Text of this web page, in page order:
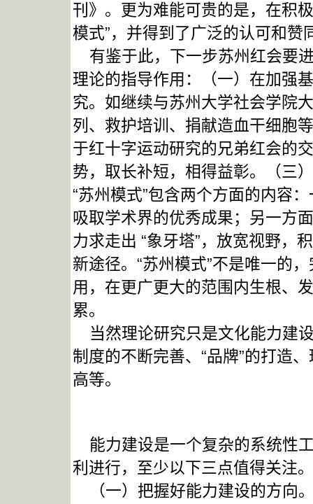
刊》。更为难能可贵的是，在积
模式”，并得到了广泛的认可和赞
有鉴于此，下一步苏州红会要
理论的指导作用：（一）在加强
究。如继续与苏州大学社会学院
列、救护培训、捐献造血干细胞
于红十字运动研究的兄弟红会的
势，取长补短，相得益彰。（三
“苏州模式”包含两个方面的内容
吸取学术界的优秀成果；另一方
力求走出 “象牙塔”，放宽视野，
新途径。“苏州模式”不是唯一的
用，在更广更大的范围内生根、
累。
当然理论研究只是文化能力建
制度的不断完善、“品牌”的打造
高等。
能力建设是一个复杂的系统性
利进行，至少以下三点值得关注。
（一）把握好能力建设的方向